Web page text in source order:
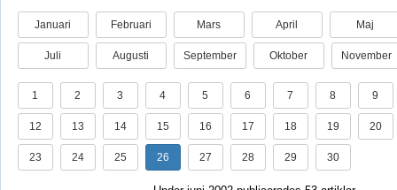
Januari Februari Mars April Maj
Juli Augusti September Oktober November
1 2 3 4 5 6 7 8 9
12 13 14 15 16 17 18 19 20
23 24 25 26 27 28 29 30